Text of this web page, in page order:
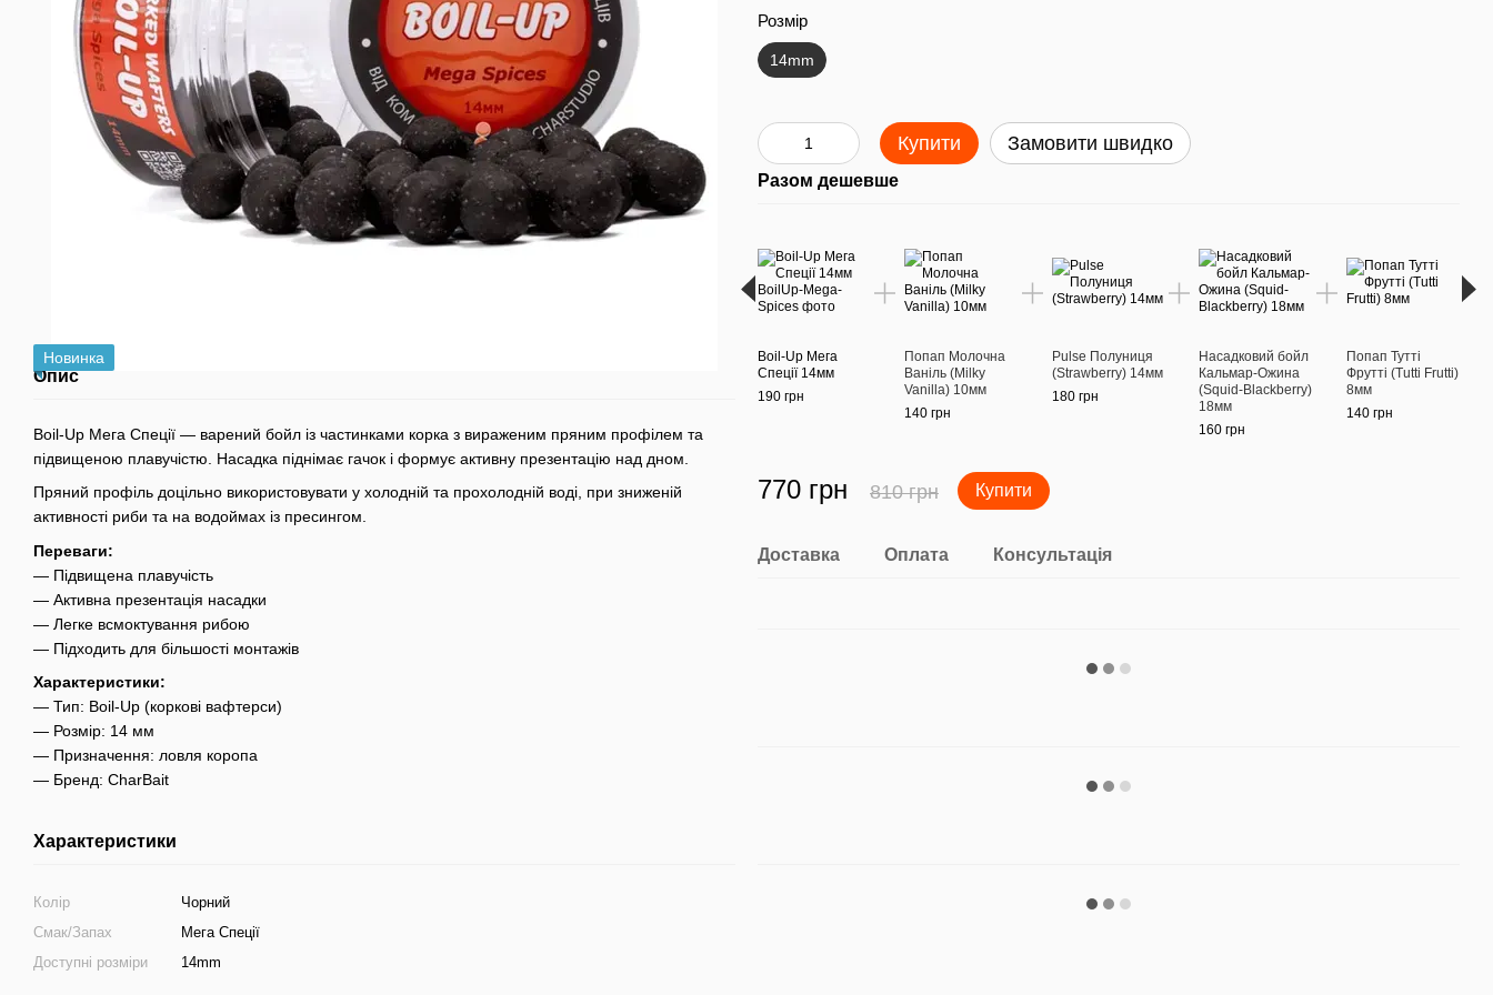
Новинка
Опис
Boil-Up Мега Спеції — варений бойл із частинками корка з вираженим пряним профілем та
підвищеною плавучістю. Насадка піднімає гачок і формує активну презентацію над дном.
Пряний профіль доцільно використовувати у холодній та прохолодній воді, при зниженій
активності риби та на водоймах із пресингом.
Переваги:
— Підвищена плавучість
— Активна презентація насадки
— Легке всмоктування рибою
— Підходить для більшості монтажів
Характеристики:
— Тип: Boil-Up (коркові вафтерси)
— Розмір: 14 мм
— Призначення: ловля коропа
— Бренд: CharBait
Характеристики
Колір
Чорний
Смак/Запах
Мега Спеції
Доступні розміри
14mm
Розмір
14mm
Купити Замовити швидко
Разом дешевше
Boil-Up Мега
Спеції 14мм
190 грн
Попап Молочна
Ваніль (Milky
Vanilla) 10мм
140 грн
Pulse Полуниця
(Strawberry) 14мм
180 грн
Насадковий бойл
Кальмар-Ожина
(Squid-Blackberry)
18мм
160 грн
Попап Тутті
Фрутті (Tutti Frutti)
8мм
140 грн
770 грн 810 грн Купити
Доставка Оплата Консультація